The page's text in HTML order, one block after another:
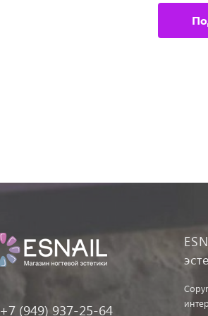
+7 (949) 937-25-64